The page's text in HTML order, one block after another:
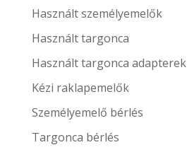
Használt személyemelők
Használt targonca
Használt targonca adapterek
Kézi raklapemelők
Személyemelő bérlés
Targonca bérlés